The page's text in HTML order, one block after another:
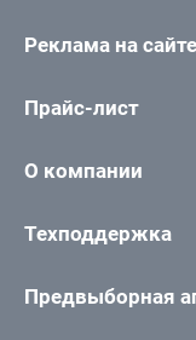
Реклама на сайте
Прайс-лист
О компании
Техподдержка
Предвыборная